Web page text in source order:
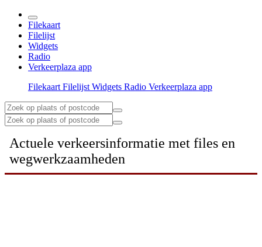
Filekaart
Filelijst
Widgets
Radio
Verkeerplaza app
Filekaart Filelijst Widgets Radio Verkeerplaza app
Actuele verkeersinformatie met files en
wegwerkzaamheden